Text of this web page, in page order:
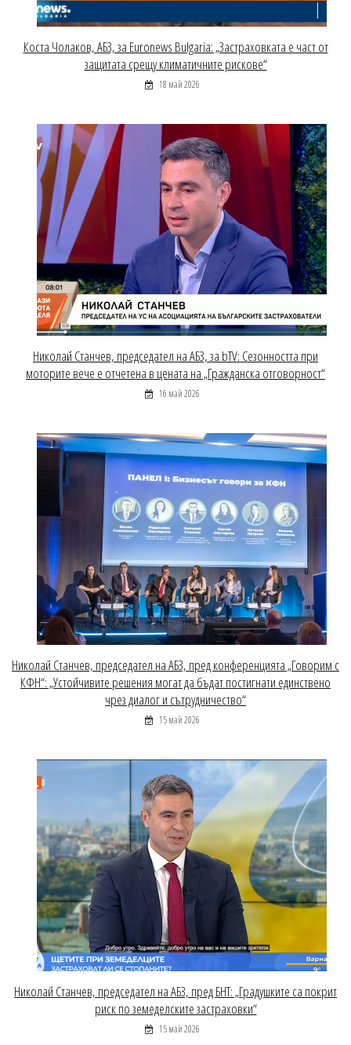
Коста Чолаков, АБЗ, за Euronews Bulgaria: „Застраховката е част от
защитата срещу климатичните рискове“
18 май 2026
Николай Станчев, председател на АБЗ, за bTV: Сезонността при
моторите вече е отчетена в цената на „Гражданска отговорност“
16 май 2026
Николай Станчев, председател на АБЗ, пред конференцията „Говорим с
КФН“: „Устойчивите решения могат да бъдат постигнати единствено
чрез диалог и сътрудничество“
15 май 2026
Николай Станчев, председател на АБЗ, пред БНТ: „Градушките са покрит
риск по земеделските застраховки“
15 май 2026